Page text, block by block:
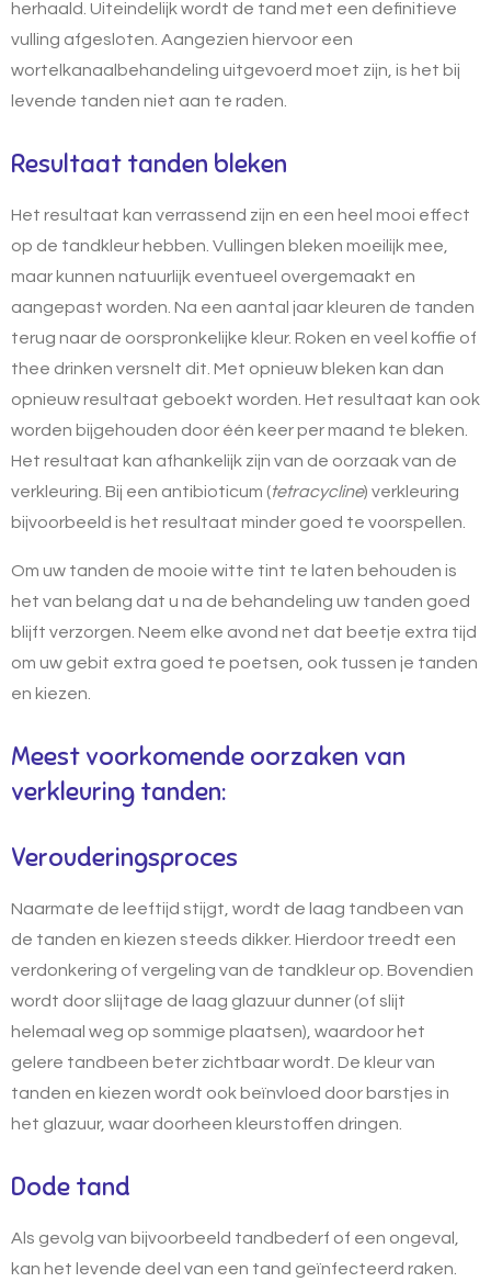
herhaald. Uiteindelijk wordt de tand met een definitieve
vulling afgesloten. Aangezien hiervoor een
wortelkanaalbehandeling uitgevoerd moet zijn, is het bij
levende tanden niet aan te raden.
Resultaat tanden bleken
Het resultaat kan verrassend zijn en een heel mooi effect
op de tandkleur hebben. Vullingen bleken moeilijk mee,
maar kunnen natuurlijk eventueel overgemaakt en
aangepast worden. Na een aantal jaar kleuren de tanden
terug naar de oorspronkelijke kleur. Roken en veel koffie of
thee drinken versnelt dit. Met opnieuw bleken kan dan
opnieuw resultaat geboekt worden. Het resultaat kan ook
worden bijgehouden door één keer per maand te bleken.
Het resultaat kan afhankelijk zijn van de oorzaak van de
verkleuring. Bij een antibioticum (tetracycline) verkleuring
bijvoorbeeld is het resultaat minder goed te voorspellen.
Om uw tanden de mooie witte tint te laten behouden is
het van belang dat u na de behandeling uw tanden goed
blijft verzorgen. Neem elke avond net dat beetje extra tijd
om uw gebit extra goed te poetsen, ook tussen je tanden
en kiezen
Meest voorkomende oorzaken van
verkleuring tanden:
Verouderingsproces
Naarmate de leeftijd stijgt, wordt de laag tandbeen van
de tanden en kiezen steeds dikker. Hierdoor treedt een
verdonkering of vergeling van de tandkleur op. Bovendien
wordt door slijtage de laag glazuur dunner (of slijt
helemaal weg op sommige plaatsen), waardoor het
gelere tandbeen beter zichtbaar wordt. De kleur van
tanden en kiezen wordt ook beïnvloed door barstjes in
het glazuur, waar doorheen kleurstoffen dringen.
Dode tand
Als gevolg van bijvoorbeeld tandbederf of een ongeval,
kan het levende deel van een tand geïnfecteerd raken.